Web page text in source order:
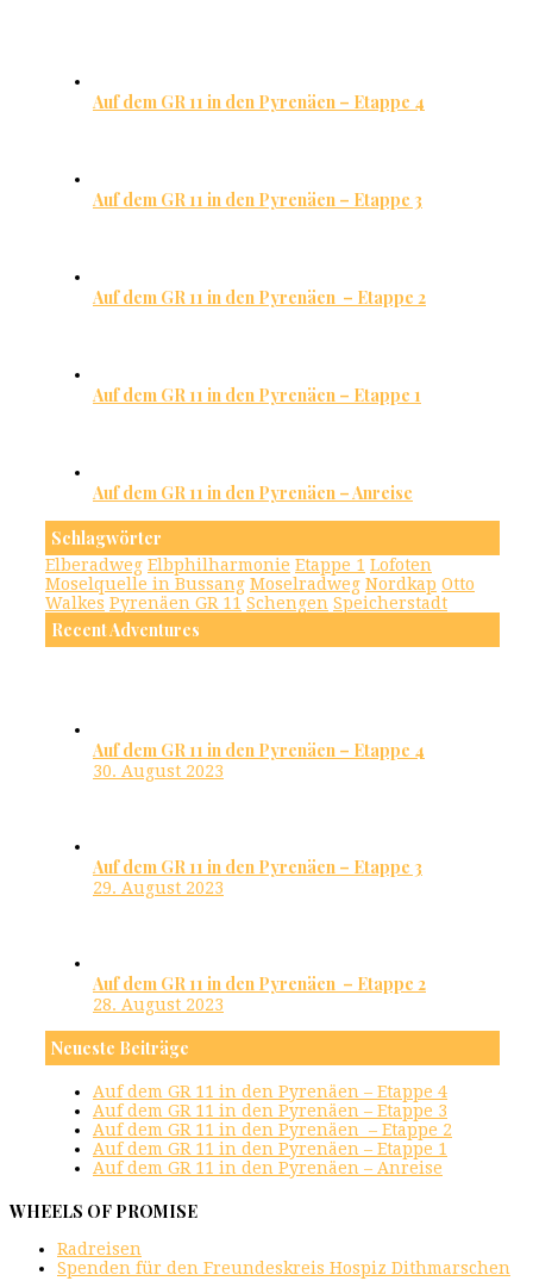
Auf dem GR 11 in den Pyrenäen – Etappe 4
Auf dem GR 11 in den Pyrenäen – Etappe 3
Auf dem GR 11 in den Pyrenäen – Etappe 2
Auf dem GR 11 in den Pyrenäen – Etappe 1
Auf dem GR 11 in den Pyrenäen – Anreise
Schlagwörter
Elberadweg Elbphilharmonie Etappe 1 Lofoten
Moselquelle in Bussang Moselradweg Nordkap Otto
Walkes Pyrenäen GR 11 Schengen Speicherstadt
Recent Adventures
Auf dem GR 11 in den Pyrenäen – Etappe 4
30. August 2023
Auf dem GR 11 in den Pyrenäen – Etappe 3
29. August 2023
Auf dem GR 11 in den Pyrenäen – Etappe 2
28. August 2023
Neueste Beiträge
Auf dem GR 11 in den Pyrenäen – Etappe 4
Auf dem GR 11 in den Pyrenäen – Etappe 3
Auf dem GR 11 in den Pyrenäen – Etappe 2
Auf dem GR 11 in den Pyrenäen – Etappe 1
Auf dem GR 11 in den Pyrenäen – Anreise
WHEELS OF PROMISE
Radreisen
Spenden für den Freundeskreis Hospiz Dithmarschen